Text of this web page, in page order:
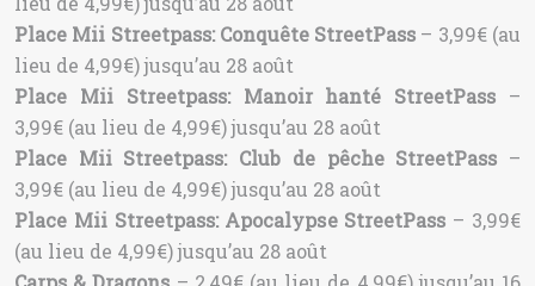
Place Mii Streetpass: Conquête StreetPass – 3,99€ (au
lieu de 4,99€) jusqu’au 28 août
Place Mii Streetpass: Manoir hanté StreetPass –
3,99€ (au lieu de 4,99€) jusqu’au 28 août
Place Mii Streetpass: Club de pêche StreetPass –
3,99€ (au lieu de 4,99€) jusqu’au 28 août
Place Mii Streetpass: Apocalypse StreetPass – 3,99€
(au lieu de 4,99€) jusqu’au 28 août